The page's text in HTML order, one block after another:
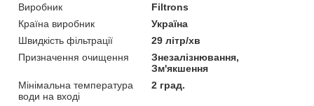
Виробник
Filtrons
Країна виробник
Україна
Швидкість фільтрації
29 літр/хв
Призначення очищення
Знезалізнювання,
Зм'якшення
Мінімальна температура
води на вході
2 град.